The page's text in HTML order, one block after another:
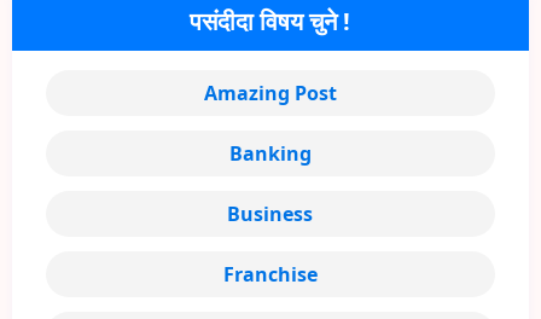
पसंदीदा विषय चुने !
Amazing Post
Banking
Business
Franchise